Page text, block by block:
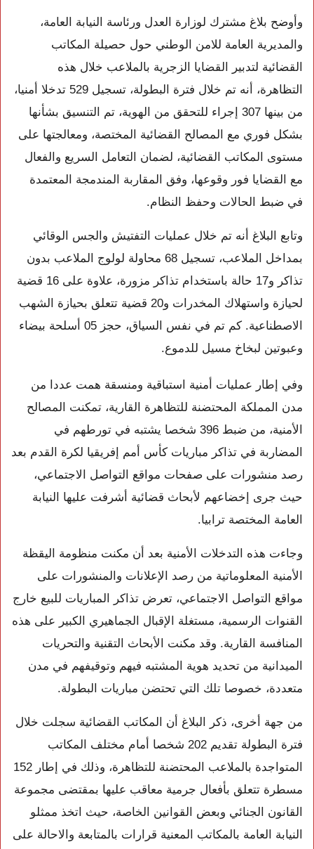
وأوضح بلاغ مشترك لوزارة العدل ورئاسة النيابة العامة،
والمديرية العامة للامن الوطني حول حصيلة المكاتب
القضائية لتدبير القضايا الزجرية بالملاعب خلال هذه
التظاهرة، أنه تم خلال فترة البطولة، تسجيل 529 تدخلا أمنيا،
من بينها 307 إجراء للتحقق من الهوية، تم التنسيق بشأنها
بشكل فوري مع المصالح القضائية المختصة، ومعالجتها على
مستوى المكاتب القضائية، لضمان التعامل السريع والفعال
مع القضايا فور وقوعها، وفق المقاربة المندمجة المعتمدة
في ضبط الحالات وحفظ النظام.
وتابع البلاغ أنه تم خلال عمليات التفتيش والجس الوقائي
بمداخل الملاعب، تسجيل 68 محاولة لولوج الملاعب بدون
تذاكر و17 حالة باستخدام تذاكر مزورة، علاوة على 16 قضية
لحيازة واستهلاك المخدرات و20 قضية تتعلق بحيازة الشهب
الاصطناعية. كم تم في نفس السياق، حجز 05 أسلحة بيضاء
وعبوتين لبخاخ مسيل للدموع.
وفي إطار عمليات أمنية استباقية ومنسقة همت عددا من
مدن المملكة المحتضنة للتظاهرة القارية، تمكنت المصالح
الأمنية، من ضبط 396 شخصا يشتبه في تورطهم في
المضاربة في تذاكر مباريات كأس أمم إفريقيا لكرة القدم بعد
رصد منشورات على صفحات مواقع التواصل الاجتماعي،
حيث جرى إخضاعهم لأبحاث قضائية أشرفت عليها النيابة
العامة المختصة ترابيا.
وجاءت هذه التدخلات الأمنية بعد أن مكنت منظومة اليقظة
الأمنية المعلوماتية من رصد الإعلانات والمنشورات على
مواقع التواصل الاجتماعي، تعرض تذاكر المباريات للبيع خارج
القنوات الرسمية، مستغلة الإقبال الجماهيري الكبير على هذه
المنافسة القارية. وقد مكنت الأبحاث التقنية والتحريات
الميدانية من تحديد هوية المشتبه فيهم وتوقيفهم في مدن
متعددة، خصوصا تلك التي تحتضن مباريات البطولة.
من جهة أخرى، ذكر البلاغ أن المكاتب القضائية سجلت خلال
فترة البطولة تقديم 202 شخصا أمام مختلف المكاتب
المتواجدة بالملاعب المحتضنة للتظاهرة، وذلك في إطار 152
مسطرة تتعلق بأفعال جرمية معاقب عليها بمقتضى مجموعة
القانون الجنائي وبعض القوانين الخاصة، حيث اتخذ ممثلو
النيابة العامة بالمكاتب المعنية قرارات بالمتابعة والاحالة على